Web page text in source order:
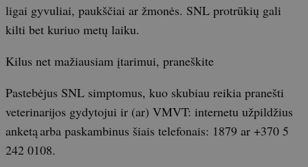
ligai gyvuliai, paukščiai ar žmonės. SNL protrūkių gali
kilti bet kuriuo metų laiku.
Kilus net mažiausiam įtarimui, praneškite
Pastebėjus SNL simptomus, kuo skubiau reikia pranešti
veterinarijos gydytojui ir (ar) VMVT: internetu užpildžius
anketą arba paskambinus šiais telefonais: 1879 ar +370 5
242 0108.